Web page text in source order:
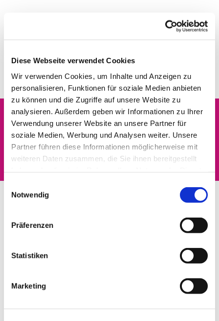
Diese Webseite verwendet Cookies
Wir verwenden Cookies, um Inhalte und Anzeigen zu
personalisieren, Funktionen für soziale Medien anbieten
zu können und die Zugriffe auf unsere Website zu
analysieren. Außerdem geben wir Informationen zu Ihrer
Verwendung unserer Website an unsere Partner für
soziale Medien, Werbung und Analysen weiter. Unsere
Partner führen diese Informationen möglicherweise mit
weiteren Daten zusammen, die Sie ihnen bereitgestellt
Notwendig
Präferenzen
Statistiken
Marketing
Dies könnte Sie auch
interessieren